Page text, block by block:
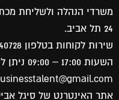
משרדי הנהלה ולשליחת
24 תל אביב.
השעות
אתר האינטרנט של סיגל